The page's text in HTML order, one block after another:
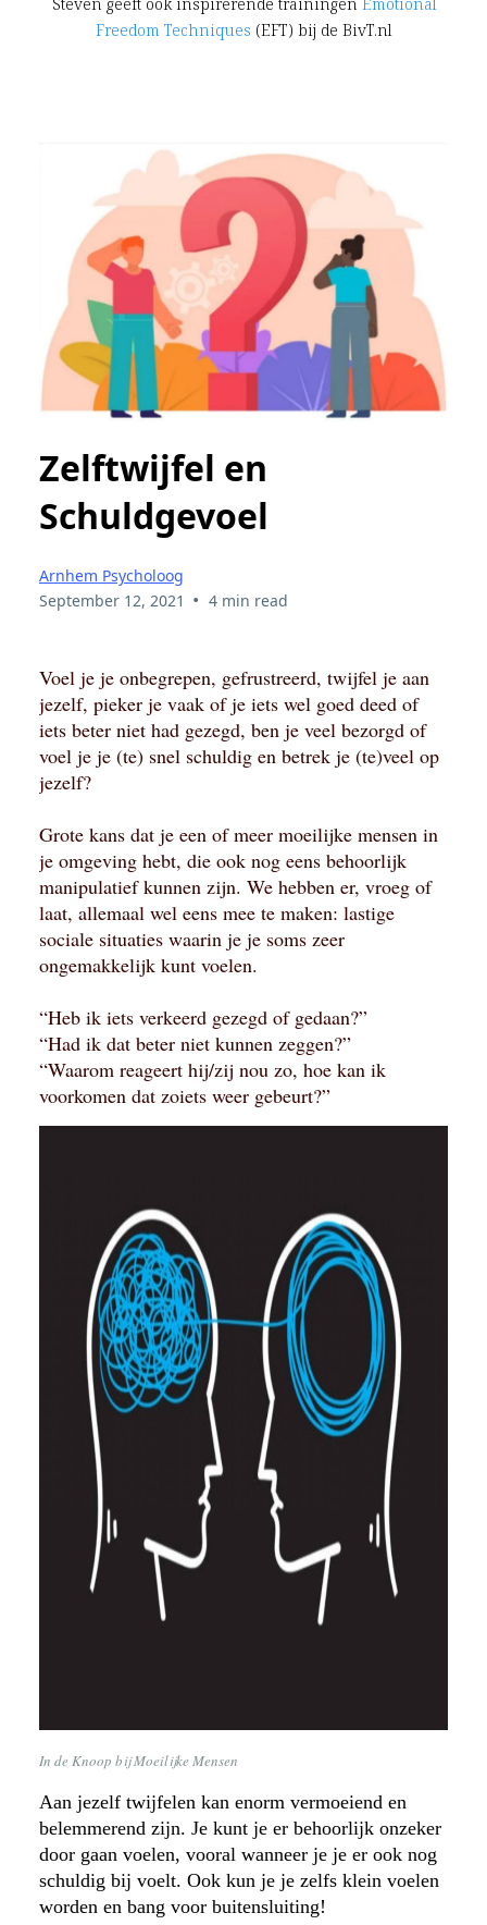
Freedom Techniques (EFT) bij de BivT.nl
Zelftwijfel en
Schuldgevoel
Arnhem Psycholoog
September 12, 2021 • 4 min read
Voel je je onbegrepen, gefrustreerd, twijfel je aan
jezelf, pieker je vaak of je iets wel goed deed of
iets beter niet had gezegd, ben je veel bezorgd of
voel je je (te) snel schuldig en betrek je (te)veel op
jezelf?
Grote kans dat je een of meer moeilijke mensen in
je omgeving hebt, die ook nog eens behoorlijk
manipulatief kunnen zijn. We hebben er, vroeg of
laat, allemaal wel eens mee te maken: lastige
sociale situaties waarin je je soms zeer
ongemakkelijk kunt voelen.
“Heb ik iets verkeerd gezegd of gedaan?”
“Had ik dat beter niet kunnen zeggen?”
“Waarom reageert hij/zij nou zo, hoe kan ik
voorkomen dat zoiets weer gebeurt?”
In de Knoop bij Moeilijke Mensen
Aan jezelf twijfelen kan enorm vermoeiend en
belemmerend zijn. Je kunt je er behoorlijk onzeker
door gaan voelen, vooral wanneer je je er ook nog
schuldig bij voelt. Ook kun je je zelfs klein voelen
worden en bang voor buitensluiting!